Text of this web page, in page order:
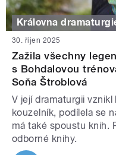
Královna
30. říjen 2025
Zažila všechny
s Bohdalovou
Soňa Štroblová
V její dramaturgii
kouzelník, podílela se
má také spoustu knih.
odborné knihy.